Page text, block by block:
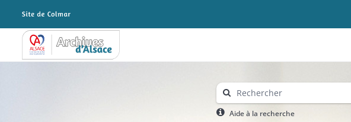
Archives Alsace - Colmar
Aide à la recherche